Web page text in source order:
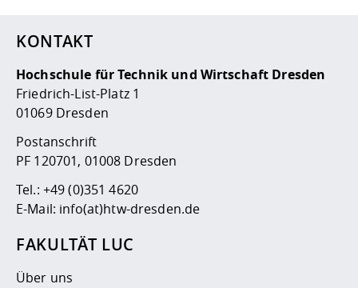
KONTAKT
Hochschule für Technik und Wirtschaft Dresden
Friedrich-List-Platz 1
01069 Dresden
Postanschrift
PF 120701, 01008 Dresden
Tel.: +49 (0)351 4620
E-Mail: info(at)htw-dresden.de
FAKULTÄT LUC
Über uns